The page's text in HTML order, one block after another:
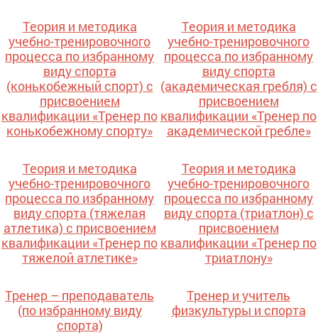
Теория и методика
учебно-тренировочного
процесса по избранному
виду спорта
(конькобежный спорт) с
присвоением
квалификации «Тренер по
конькобежному спорту»
Теория и методика
учебно-тренировочного
процесса по избранному
виду спорта
(академическая гребля) с
присвоением
квалификации «Тренер по
академической гребле»
Теория и методика
учебно-тренировочного
процесса по избранному
виду спорта (тяжелая
атлетика) с присвоением
квалификации «Тренер по
тяжелой атлетике»
Теория и методика
учебно-тренировочного
процесса по избранному
виду спорта (триатлон) с
присвоением
квалификации «Тренер по
триатлону»
Тренер – преподаватель
(по избранному виду
спорта)
Тренер и учитель
физкультуры и спорта